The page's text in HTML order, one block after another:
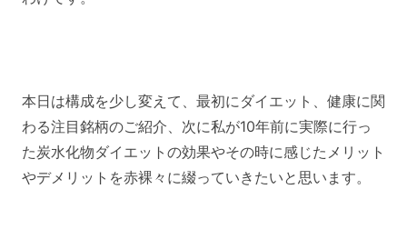
本日は構成を少し変えて、最初にダイエット、健康に関
わる注目銘柄のご紹介、次に私が10年前に実際に行っ
た炭水化物ダイエットの効果やその時に感じたメリット
やデメリットを赤裸々に綴っていきたいと思います。